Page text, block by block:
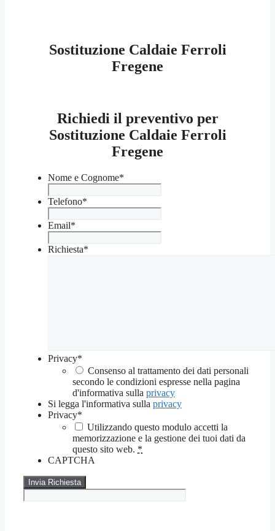
Sostituzione Caldaie Ferroli
Fregene
Richiedi il preventivo per
Sostituzione Caldaie Ferroli
Fregene
Nome e Cognome*
Telefono*
Email*
Richiesta*
Privacy*
Consenso al trattamento dei dati personali
secondo le condizioni espresse nella pagina
d'informativa sulla privacy
Si legga l'informativa sulla privacy
Privacy*
Utilizzando questo modulo accetti la
memorizzazione e la gestione dei tuoi dati da
questo sito web. *
CAPTCHA